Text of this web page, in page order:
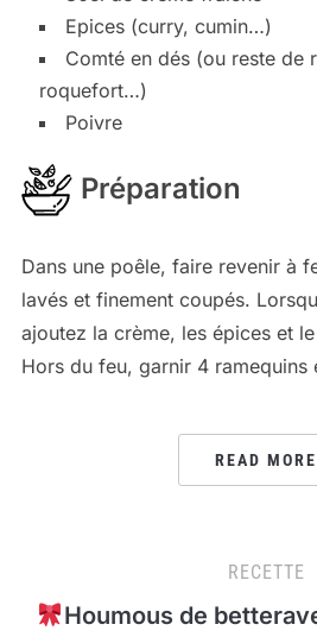
Epices (curry, cumin…)
Comté en dés (ou reste de
roquefort…)
Poivre
Préparation
Dans une poêle, faire revenir à
lavés et finement coupés.
ajoutez la crème, les épices et
Hors du feu, garnir 4 ramequins
READ MORE
RECETTE
Houmous de